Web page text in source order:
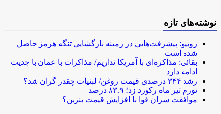
نوشته‌های تازه
روبیو: پیشرفت‌هایی در زمینه بازگشایی تنگه هرمز حاصل
شده است
بقائی: مذاکره‌ای با آمریکا نداریم/ مذاکرات با عمان با جدیت
ادامه دارد
رشد ۳۴۴ درصدی قیمت روغن/ لبنیات چقدر گران شد؟
تورم تیر ماه رکورد زد؛ ۸۳.۹ درصد
موافقت سران قوا با افزایش قیمت بنزین؟